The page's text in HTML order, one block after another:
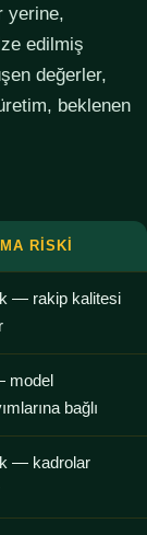
yerine,
edilmiş
değerler,
beklenen
RISKI
— rakip kalitesi
model
bağlı
— kadrolar